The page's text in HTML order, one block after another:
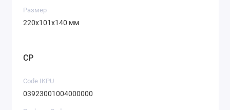
Размер
220х101х140 мм
CP
Code IKPU
03923001004000000